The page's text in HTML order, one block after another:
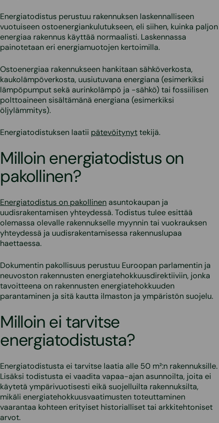
Energiatodistus perustuu rakennuksen laskennalliseen
vuotuiseen ostoenergiankulutukseen, eli siihen, kuinka paljon
energiaa rakennus käyttää normaalisti. Laskennassa
painotetaan eri energiamuotojen kertoimilla.
Ostoenergiaa rakennukseen hankitaan sähköverkosta,
kaukolämpöverkosta, uusiutuvana energiana (esimerkiksi
lämpöpumput sekä aurinkolämpö ja -sähkö) tai fossiilisen
polttoaineen sisältämänä energiana (esimerkiksi
öljylämmitys).
Energiatodistuksen laatii pätevöitynyttekijä.
Milloin energiatodistus on
pakollinen?
Energiatodistus on pakollinen asuntokaupan ja
uudisrakentamisen yhteydessä. Todistus tulee esittää
olemassa olevalle rakennukselle myynnin tai vuokrauksen
yhteydessä ja uudisrakentamisessa rakennuslupaa
haettaessa.
Dokumentin pakollisuus perustuu Euroopan parlamentin ja
neuvoston rakennusten energiatehokkuusdirektiiviin, jonka
tavoitteena on rakennusten energiatehokkuuden
parantaminen ja sitä kautta ilmaston ja ympäristön suojelu.
Milloin ei tarvitse
energiatodistusta?
Energiatodistusta ei tarvitse laatia alle 50 m²:n rakennuksille.
Lisäksi todistusta ei vaadita vapaa-ajan asunnoilta, joita ei
käytetä ympärivuotisesti eikä suojelluilta rakennuksilta,
mikäli energiatehokkuusvaatimusten toteuttaminen
vaarantaa kohteen erityiset historialliset tai arkkitehtoniset
arvot.